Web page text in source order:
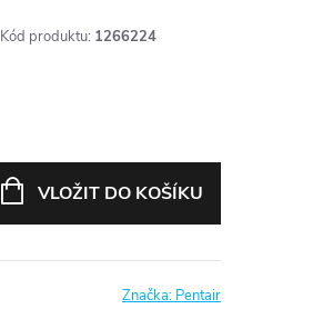
Kód produktu: 1266224
VLOŽIT DO KOŠÍKU
Značka: Pentair